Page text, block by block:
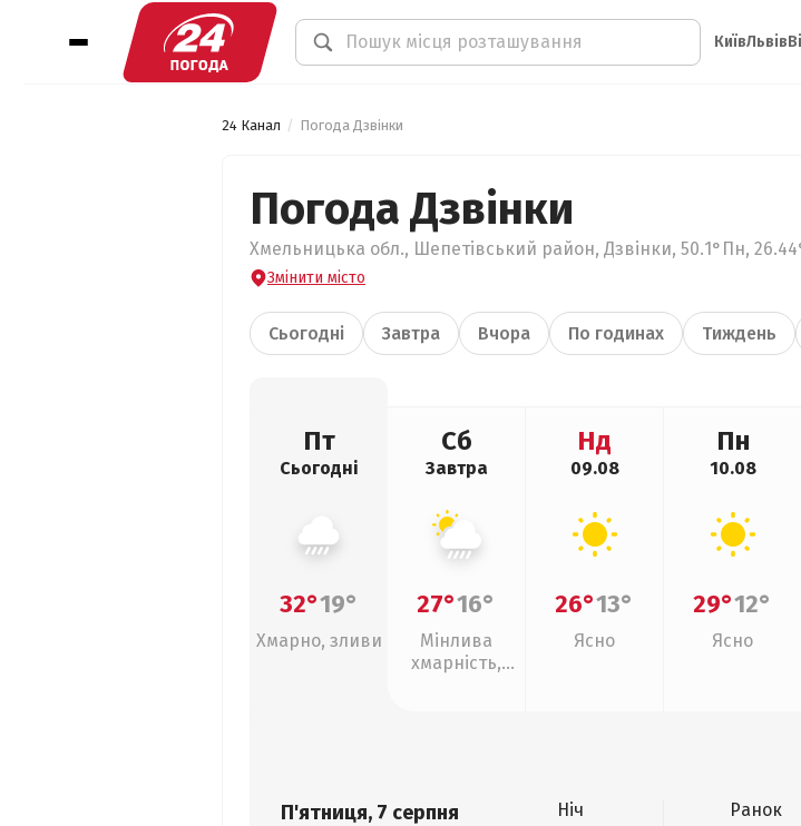
КиївЛьвів
24 Канал Погода Дзвінки
Погода Дзвінки
Хмельницька обл., Шепетівський район, Дзвінки, 50.1°Пн,
Змінити місто
Сьогодні Завтра Вчора По годинах Тиждень
Пт
Сьогодні
32°19°
Хмарно, зливи
Сб
Завтра
27°16°
Мінлива
хмарність,
Нд
09.08
26°13°
Ясно
Пн
10.08
29°12°
Ясно
П'ятниця, 7 серпня Ніч Ранок